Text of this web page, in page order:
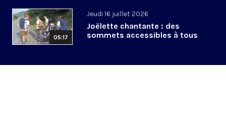
05:17
Jeudi 16 juillet 2026
Joëlette chantante : des
sommets accessibles à tous